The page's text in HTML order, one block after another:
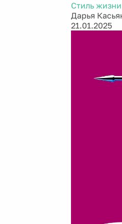
Стиль жизни
Дарья
21.01.2025